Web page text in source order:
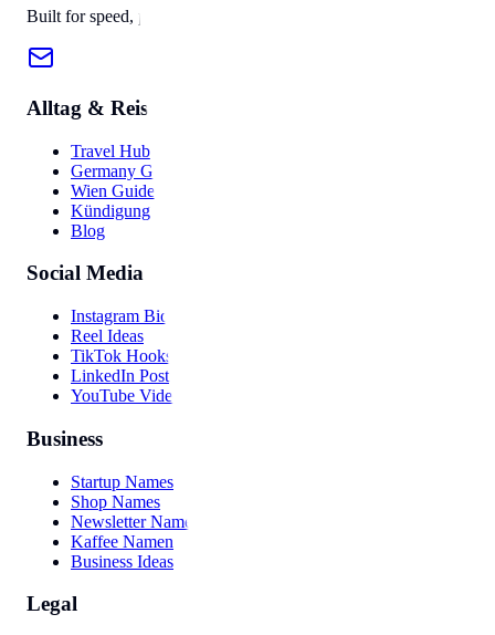
Built for speed, privacy, and ease of use.
Alltag & Reise
Travel Hub
Germany Guide
Wien Guide
Kündigung
Blog
Social Media
Instagram Bio
Reel Ideas
TikTok Hooks
LinkedIn Post
YouTube Video
Business
Startup Names
Shop Names
Newsletter Names
Kaffee Namen
Business Ideas
Legal